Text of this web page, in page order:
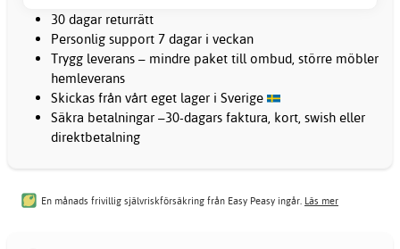
30 dagar returrätt
Personlig support 7 dagar i veckan
Trygg leverans – mindre paket till ombud, större möbler
hemleverans
Skickas från vårt eget lager i Sverige
Säkra betalningar –30-dagars faktura, kort, swish eller
direktbetalning
En månads frivillig självriskförsäkring från Easy Peasy ingår. Läs mer